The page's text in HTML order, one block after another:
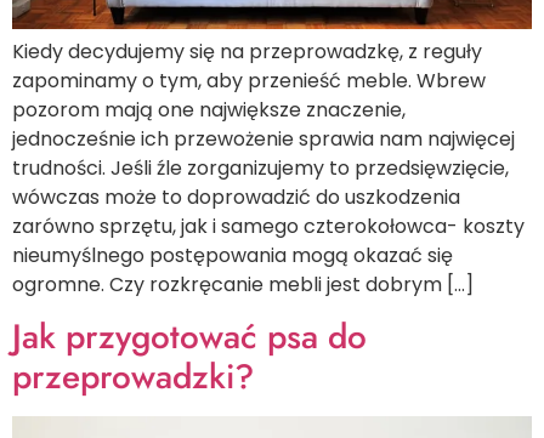
Kiedy decydujemy się na przeprowadzkę, z reguły
zapominamy o tym, aby przenieść meble. Wbrew
pozorom mają one największe znaczenie,
jednocześnie ich przewożenie sprawia nam najwięcej
trudności. Jeśli źle zorganizujemy to przedsięwzięcie,
wówczas może to doprowadzić do uszkodzenia
zarówno sprzętu, jak i samego czterokołowca- koszty
nieumyślnego postępowania mogą okazać się
ogromne. Czy rozkręcanie mebli jest dobrym […]
Jak przygotować psa do
przeprowadzki?